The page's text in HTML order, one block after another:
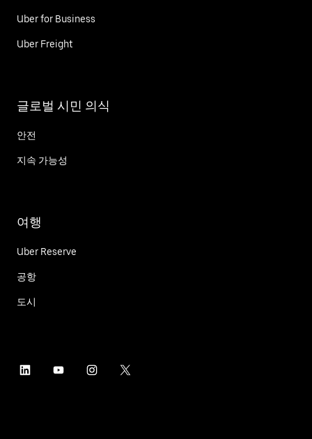
Uber for Business
Uber Freight
글로벌 시민 의식
안전
지속 가능성
여행
Uber Reserve
공항
도시